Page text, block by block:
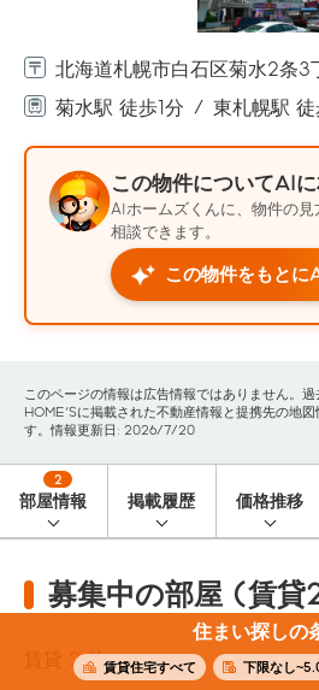
住まい探しの
賃貸住宅すべて 下限なし
北海道札幌市白石区菊水2条3
菊水駅 徒歩1分
東札幌駅 徒
この物件についてAI
AIホームズくんに、物件の
相談できます。
この物件をもとに
このページの情報は広告情報ではありません。
HOME'Sに掲載された不動産情報と提携先の地
す。情報更新日: 2026/7/20
部屋情報
2
掲載履歴 価格推移
募集中の部屋 (賃貸
2 件